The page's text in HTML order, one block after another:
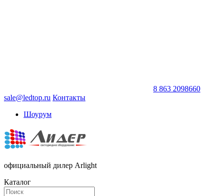
8 863 2098660
sale@ledtop.ru Контакты
Шоурум
официальный дилер Arlight
Каталог